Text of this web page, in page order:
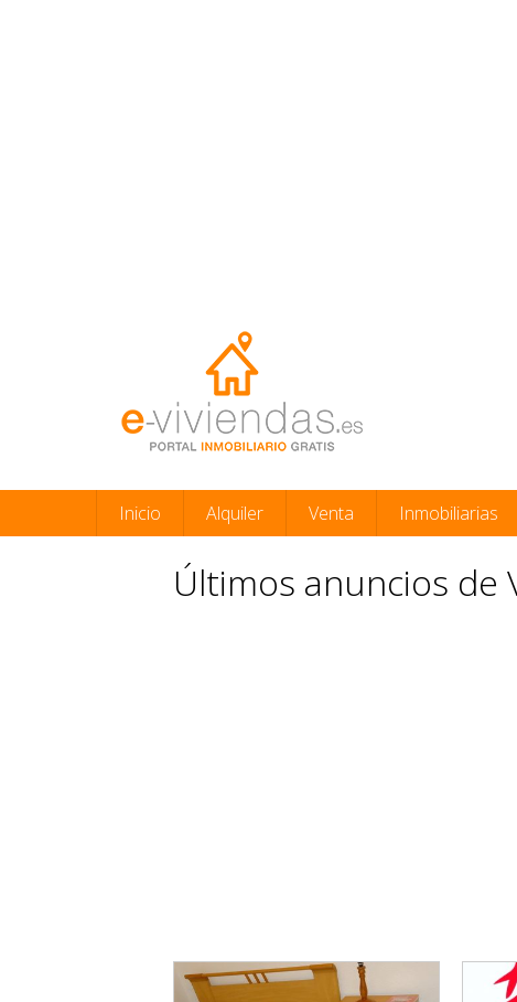
Inicio Alquiler Venta Inmobiliarias
Últimos anuncios de